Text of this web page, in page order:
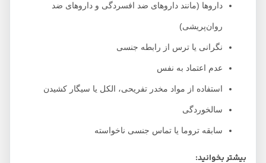
داروها (مانند داروهای ضد افسردگی و داروهای ضد
روان‌پریشی)
نگرانی یا ترس از رابطه جنسی
عدم اعتماد به نفس
استفاده از مواد مخدر تفریحی، الکل یا سیگار کشیدن
سالخوردگی
سابقه تروما یا تماس جنسی ناخواسته
بیشتر بخوانید: